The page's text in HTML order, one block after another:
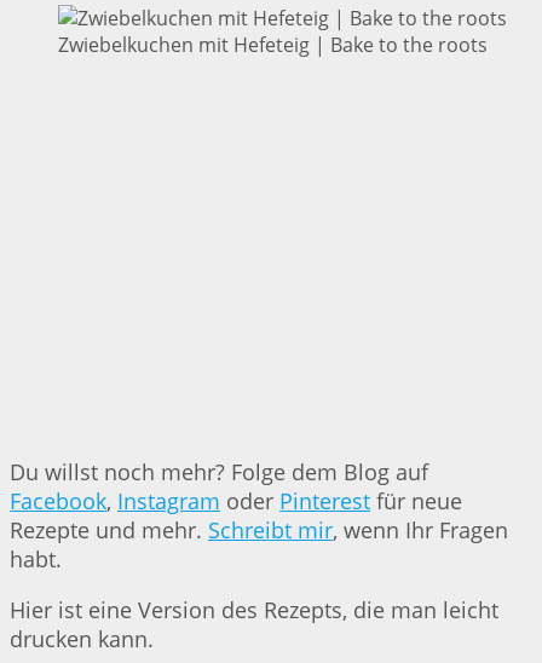
Zwiebelkuchen mit Hefeteig | Bake to the roots
Du willst noch mehr? Folge dem Blog auf
Facebook, Instagram oder Pinterest für neue
Rezepte und mehr. Schreibt mir, wenn Ihr Fragen
habt.
Hier ist eine Version des Rezepts, die man leicht
drucken kann.